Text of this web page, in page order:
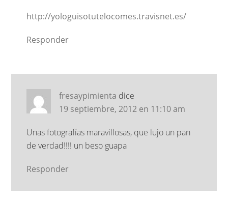
http://yologuisotutelocomes.travisnet.es/
Responder
fresaypimienta dice
19 septiembre, 2012 en 11:10 am
Unas fotografías maravillosas, que lujo un pan
de verdad!!!! un beso guapa
Responder